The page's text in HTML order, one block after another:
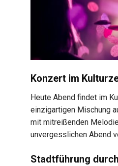
Konzert im
Heute Abend findet im
einzigartigen Mischung
mit mitreißenden
unvergesslichen Abend
Stadtführung